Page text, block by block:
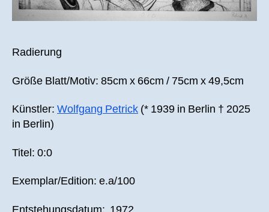
Radierung
Größe Blatt/Motiv: 85cm x 66cm / 75cm x 49,5cm
Künstler: Wolfgang Petrick (* 1939 in Berlin † 2025
in Berlin)
Titel: 0:0
Exemplar/Edition: e.a/100